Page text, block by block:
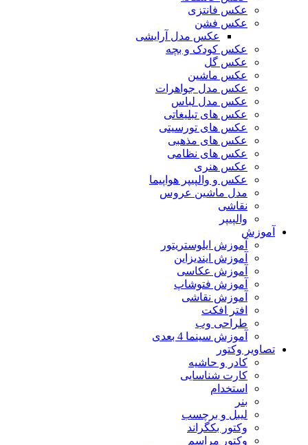
عکس فانتزی
عکس فشن
عکس مدل آرایشی
عکس کودک و بچه
عکس گل
عکس ماشین
عکس مدل جواهرات
عکس مدل لباس
عکس های تبلیغاتی
عکس های تورسیتی
عکس های مذهبی
عکس های نظامی
عکس هنری
عکس و والپیپر هواپیما
مدل ماشین عروس
نقاشی
والپیپر
آموزش
آموزش ایلوستریتور
آموزش ایندیزاین
آموزش عکاسی
آموزش فتوشاپ
آموزش نقاشی
افتر افکت
طراحی وب
آموزش سینما 4 بعدی
تصاویر وکتور
کادر و حاشیه
کارت شناسایی
استخدام
بنر
لیبل و برچسب
وکتور بکگراند
وکتور مراسم